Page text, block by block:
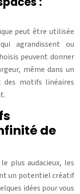
peut être utilisée
agrandissent ou
peuvent donner
même dans un
des motifs linéaires
de
plus audacieux, les
un potentiel créatif
idées pour vous